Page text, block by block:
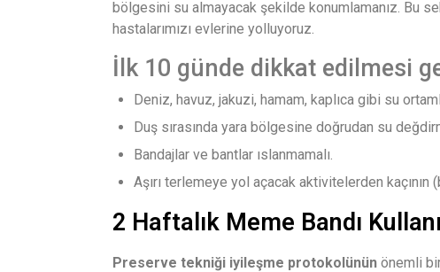
bölgesini su almayacak şekilde konumlamanız. Bu
hastalarımızı evlerine yolluyoruz.
İlk 10 günde dikkat edilmesi
Deniz, havuz, jakuzi, hamam, kaplıca gibi su
Duş sırasında yara bölgesine doğrudan su
Bandajlar ve bantlar ıslanmamalı.
Aşırı terlemeye yol açacak aktivitelerden kaçının
2 Haftalık Meme Bandı
Preserve tekniği iyileşme protokolünün önemli